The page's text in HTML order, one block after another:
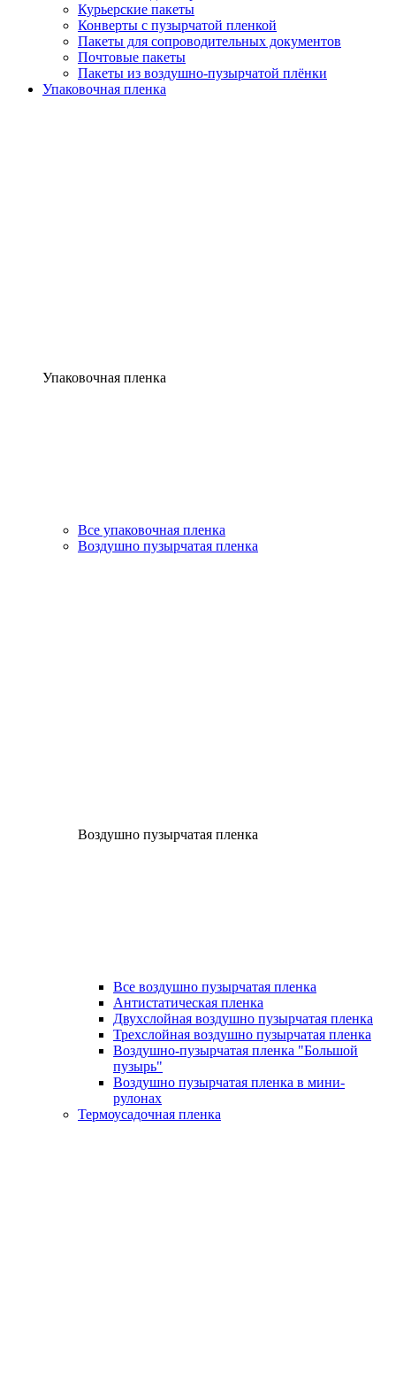
Курьерские пакеты
Конверты с пузырчатой пленкой
Пакеты для сопроводительных документов
Почтовые пакеты
Пакеты из воздушно-пузырчатой плёнки
Упаковочная пленка
Упаковочная пленка
Все упаковочная пленка
Воздушно пузырчатая пленка
Воздушно пузырчатая пленка
Все воздушно пузырчатая пленка
Антистатическая пленка
Двухслойная воздушно пузырчатая пленка
Трехслойная воздушно пузырчатая пленка
Воздушно-пузырчатая пленка "Большой
пузырь"
Воздушно пузырчатая пленка в мини-
рулонах
Термоусадочная пленка